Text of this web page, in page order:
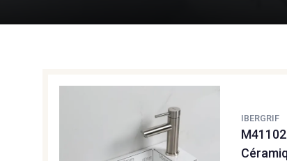
IBERGRIF